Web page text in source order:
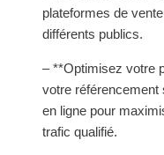
plateformes de
différents publics.
– **Optimisez votre
votre référencement
en ligne pour
trafic qualifié.